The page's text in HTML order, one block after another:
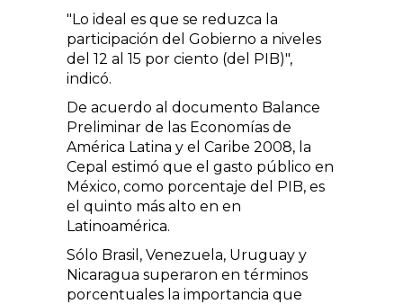
"Lo ideal es que se reduzca la
participación del Gobierno a niveles
del 12 al 15 por ciento (del PIB)",
indicó.
De acuerdo al documento Balance
Preliminar de las Economías de
América Latina y el Caribe 2008, la
Cepal estimó que el gasto público en
México, como porcentaje del PIB, es
el quinto más alto en en
Latinoamérica.
Sólo Brasil, Venezuela, Uruguay y
Nicaragua superaron en términos
porcentuales la importancia que